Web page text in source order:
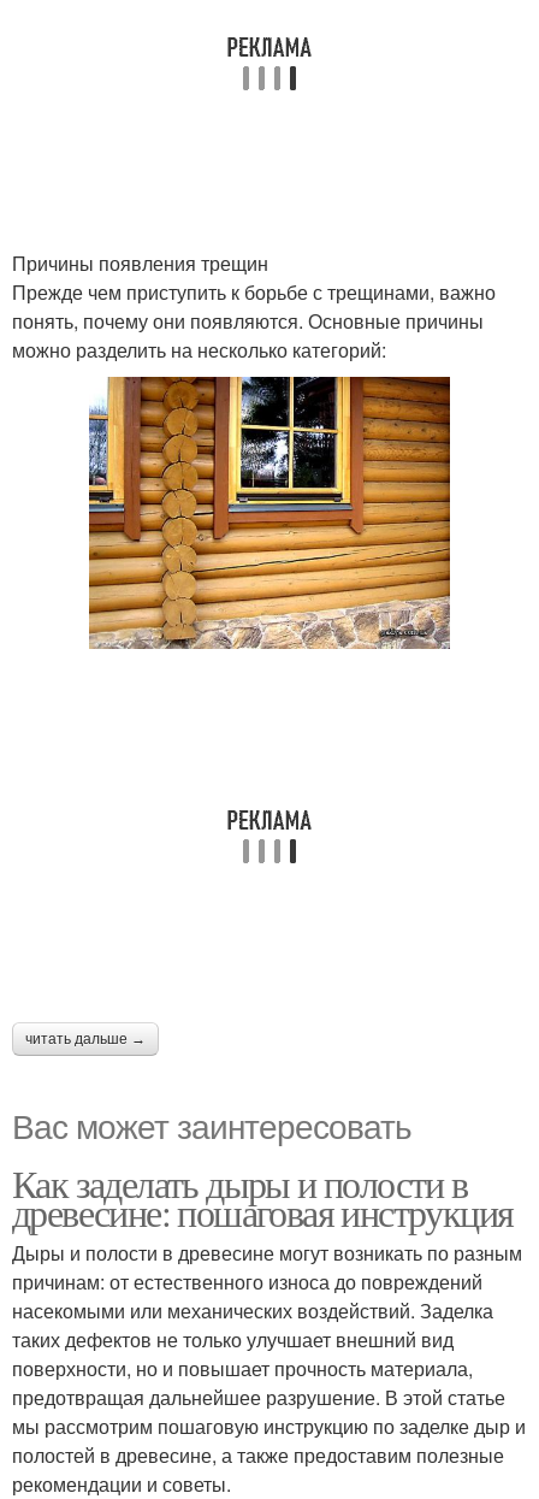
Причины появления трещин
Прежде чем приступить к борьбе с трещинами, важно
понять, почему они появляются. Основные причины
можно разделить на несколько категорий:
читать дальше →
Вас может заинтересовать
Как заделать дыры и полости в
древесине: пошаговая инструкция
Дыры и полости в древесине могут возникать по разным
причинам: от естественного износа до повреждений
насекомыми или механических воздействий. Заделка
таких дефектов не только улучшает внешний вид
поверхности, но и повышает прочность материала,
предотвращая дальнейшее разрушение. В этой статье
мы рассмотрим пошаговую инструкцию по заделке дыр и
полостей в древесине, а также предоставим полезные
рекомендации и советы.